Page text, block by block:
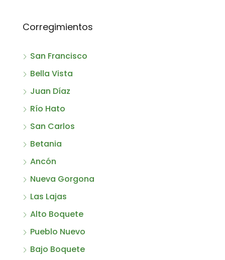
Corregimientos
San Francisco
Bella Vista
Juan Díaz
Río Hato
San Carlos
Betania
Ancón
Nueva Gorgona
Las Lajas
Alto Boquete
Pueblo Nuevo
Bajo Boquete